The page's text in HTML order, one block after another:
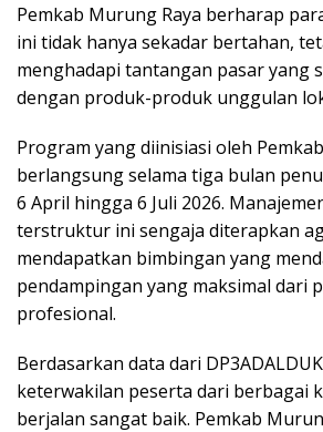
Pemkab Murung Raya berharap
ini tidak hanya sekadar bertahan,
menghadapi tantangan pasar yang
dengan produk-produk unggulan
Program yang diinisiasi oleh
berlangsung selama tiga bulan
6 April hingga 6 Juli 2026.
terstruktur ini sengaja diterapkan
mendapatkan bimbingan yang
pendampingan yang maksimal dari
profesional.
Berdasarkan data dari
keterwakilan peserta dari berbagai
berjalan sangat baik. Pemkab